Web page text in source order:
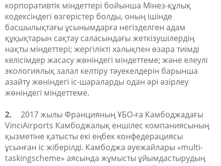
корпоративтік міндеттері бойынша Мінез-құлық
кодексіндегі өзгерістер болды, оның ішінде
басшылықтағы ұсынымдарға негізделген адам
құқықтарын сақтау саласындағы жеткізушілердің
нақты міндеттері; жергілікті халықпен өзара тиімді
келісімдер жасасу жөніндегі міндеттеме; және елеулі
экологиялық залал келтіру тәуекелдерін барынша
азайту жөніндегі іс-шараларды одан әрі әзірлеу
жөніндегі міндеттеме.
2.
2017 жылы Францияның ҰБО-ға Камбоджадағы
VinciAirports Камбоджалық еншілес компаниясының
қызметіне қатысты екі еңбек конфедерациясы
ұсынған іс жіберілді. Камбоджа әуежайлары «multi-
taskingscheme» аясында жұмысты ұйымдастырудың